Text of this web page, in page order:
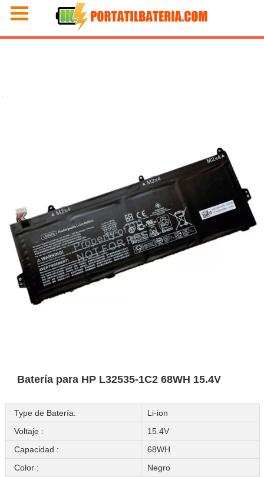
Batería para HP L32535-1C2 68WH 15.4V
Type de Batería:
Li-ion
Voltaje :
15.4V
Capacidad :
68WH
Color :
Negro